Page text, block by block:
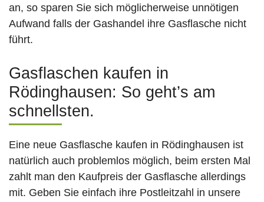
an, so sparen Sie sich möglicherweise unnötigen
Aufwand falls der Gashandel ihre Gasflasche nicht
führt.
Gasflaschen kaufen in
Rödinghausen: So geht’s am
schnellsten.
Eine neue Gasflasche kaufen in Rödinghausen ist
natürlich auch problemlos möglich, beim ersten Mal
zahlt man den Kaufpreis der Gasflasche allerdings
mit. Geben Sie einfach ihre Postleitzahl in unsere